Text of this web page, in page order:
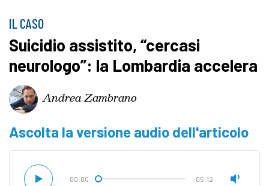
IL CASO
Suicidio assistito, “cercasi
neurologo”: la Lombardia accelera
Andrea Zambrano
Ascolta la versione audio dell'articolo
00:00 05:12